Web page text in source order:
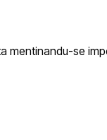
mentinandu-se